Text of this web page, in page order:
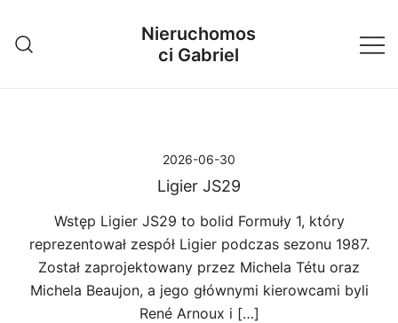
treści
Nieruchomos
ci Gabriel
2026-06-30
Ligier JS29
Wstęp Ligier JS29 to bolid Formuły 1, który
reprezentował zespół Ligier podczas sezonu 1987.
Został zaprojektowany przez Michela Tétu oraz
Michela Beaujon, a jego głównymi kierowcami byli
René Arnoux i […]